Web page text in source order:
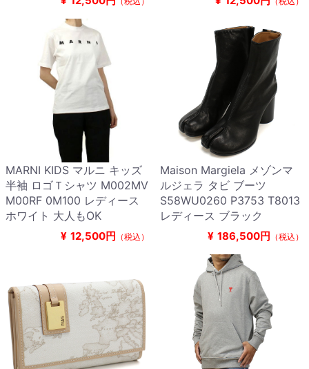
MARNI KIDS マルニ キッズ
半袖 ロゴＴシャツ M002MV
M00RF 0M100 レディース
ホワイト 大人もOK
¥ 12,500円 （税込）
Maison Margiela メゾンマ
ルジェラ タビ ブーツ
S58WU0260 P3753 T8013
レディース ブラック
¥ 186,500円 （税込）